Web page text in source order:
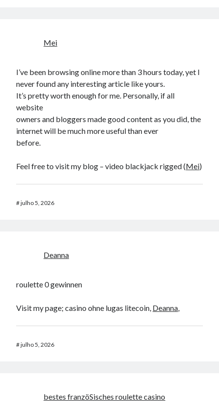
Mei
I’ve been browsing online more than 3 hours today, yet I
never found any interesting article like yours.
It’s pretty worth enough for me. Personally, if all
website
owners and bloggers made good content as you did, the
internet will be much more useful than ever
before.
Feel free to visit my blog – video blackjack rigged (Mei)
#julho 5, 2026
Deanna
roulette 0 gewinnen
Visit my page; casino ohne lugas litecoin, Deanna,
#julho 5, 2026
bestes franzöSisches roulette casino